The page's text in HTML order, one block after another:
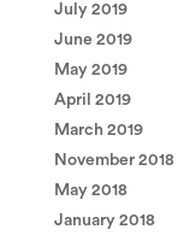
July 2019
June 2019
May 2019
April 2019
March 2019
November 2018
May 2018
January 2018